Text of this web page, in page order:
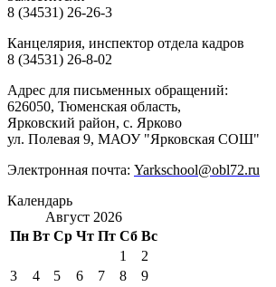
8 (34531) 26-26-3
Канцелярия, инспектор отдела кадров
8 (34531) 26-8-02
Адрес для письменных обращений:
626050, Тюменская область,
Ярковский район, с. Ярково
ул. Полевая 9, МАОУ "Ярковская СОШ"
Электронная почта: Yarkschool@obl72.ru
Календарь
Август 2026
Пн Вт Ср Чт Пт Сб Вс
1
2
3
4 5 6 7 8
9